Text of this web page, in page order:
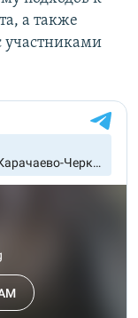
а также
участниками